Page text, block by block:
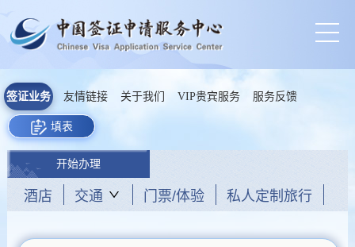
签证业务 友情链接 关于我们 VIP贵宾服务 服务反馈
填表
开始办理
酒店 交通 门票/体验 私人定制旅行